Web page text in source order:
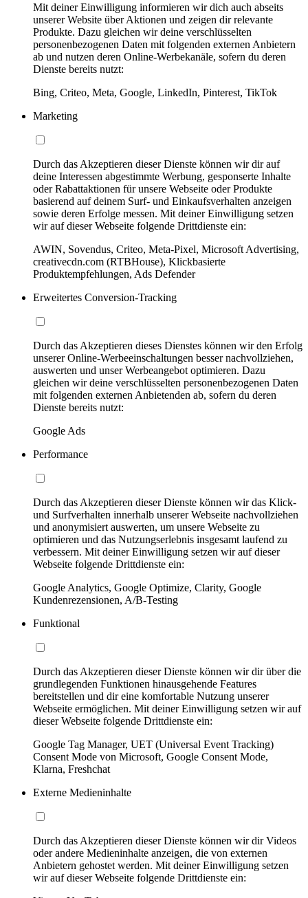
Mit deiner Einwilligung informieren wir dich auch abseits
unserer Website über Aktionen und zeigen dir relevante
Produkte. Dazu gleichen wir deine verschlüsselten
personenbezogenen Daten mit folgenden externen Anbietern
ab und nutzen deren Online-Werbekanäle, sofern du deren
Dienste bereits nutzt:
Bing, Criteo, Meta, Google, LinkedIn, Pinterest, TikTok
Marketing
Durch das Akzeptieren dieser Dienste können wir dir auf
deine Interessen abgestimmte Werbung, gesponserte Inhalte
oder Rabattaktionen für unsere Webseite oder Produkte
basierend auf deinem Surf- und Einkaufsverhalten anzeigen
sowie deren Erfolge messen. Mit deiner Einwilligung setzen
wir auf dieser Webseite folgende Drittdienste ein:
AWIN, Sovendus, Criteo, Meta-Pixel, Microsoft Advertising,
creativecdn.com (RTBHouse), Klickbasierte
Produktempfehlungen, Ads Defender
Erweitertes Conversion-Tracking
Durch das Akzeptieren dieses Dienstes können wir den Erfolg
unserer Online-Werbeeinschaltungen besser nachvollziehen,
auswerten und unser Werbeangebot optimieren. Dazu
gleichen wir deine verschlüsselten personenbezogenen Daten
mit folgenden externen Anbietenden ab, sofern du deren
Dienste bereits nutzt:
Google Ads
Performance
Durch das Akzeptieren dieser Dienste können wir das Klick-
und Surfverhalten innerhalb unserer Webseite nachvollziehen
und anonymisiert auswerten, um unsere Webseite zu
optimieren und das Nutzungserlebnis insgesamt laufend zu
verbessern. Mit deiner Einwilligung setzen wir auf dieser
Webseite folgende Drittdienste ein:
Google Analytics, Google Optimize, Clarity, Google
Kundenrezensionen, A/B-Testing
Funktional
Durch das Akzeptieren dieser Dienste können wir dir über die
grundlegenden Funktionen hinausgehende Features
bereitstellen und dir eine komfortable Nutzung unserer
Webseite ermöglichen. Mit deiner Einwilligung setzen wir auf
dieser Webseite folgende Drittdienste ein:
Google Tag Manager, UET (Universal Event Tracking)
Consent Mode von Microsoft, Google Consent Mode,
Klarna, Freshchat
Externe Medieninhalte
Durch das Akzeptieren dieser Dienste können wir dir Videos
oder andere Medieninhalte anzeigen, die von externen
Anbietern gehostet werden. Mit deiner Einwilligung setzen
wir auf dieser Webseite folgende Drittdienste ein: